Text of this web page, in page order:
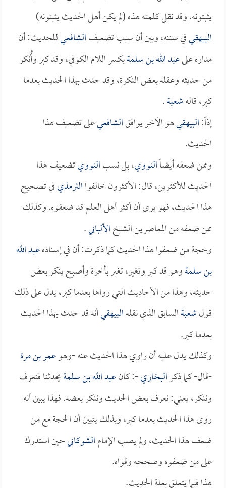
يثبتونه. وقد نقل كلمته هذه (لم يكن أهل الحديث يثبتونه)
البيهقيفي سننه، وبين أن سبب تضعيفالشافعيللحديث: أن
مداره علىعبد الله بن سلمةبكسر اللام الكوفي، وقد كبر وأُنكر
من حديثه وعقله بعض النكرة، وقد حدث بهذا الحديث بعدما
كبر، قالهشعبة.
إذاً:البيهقيهو الآخر يوافقالشافعيعلى تضعيف هذا
الحديث.
وممن ضعفه أيضاًالنووي، بل نسبالنوويتضعيف هذا
الحديث للأكثرين، قال: الأكثرون خالفواالترمذيفي تصحيح
هذا الحديث، فهو يرى أن أكثر أهل العلم قد ضعفوه. وكذلك
ممن ضعفه من المعاصرين الشيخالألباني.
وحجة من ضعفوا هذا الحديث كما ذكرت: أن في إسنادهعبد الله
بن سلمةوهو قد كبر وتغير، تغير بأخرة وأصبح ينكر بعض
حديثه، وهذا من الأحاديث التي رواها بعدما كبر، يدل على ذلك
قولشعبةالسابق الذي نقلهالبيهقيأنه قد حدث بهذا الحديث
بعدما كبر.
وكذلك يدل عليه أن راوي هذا الحديث عنه -وهوعمر بن مرة
-قال- كما ذكرالبخاري-: كانعبد الله بن سلمةيحدثنا فنعرف
وننكر، يعني: نعرف بعض الحديث وننكر بعضه. فهذا يبين أنه
روى هذا الحديث بعدما كبر، وبذلك يتبين أن الحجة مع من
ضعف هذا الحديث، ولم يصب الإمامالشوكانيحين استدرك
على من ضعفوه وصححه وقواه.
هذا فيما يتعلق بعلة الحديث.